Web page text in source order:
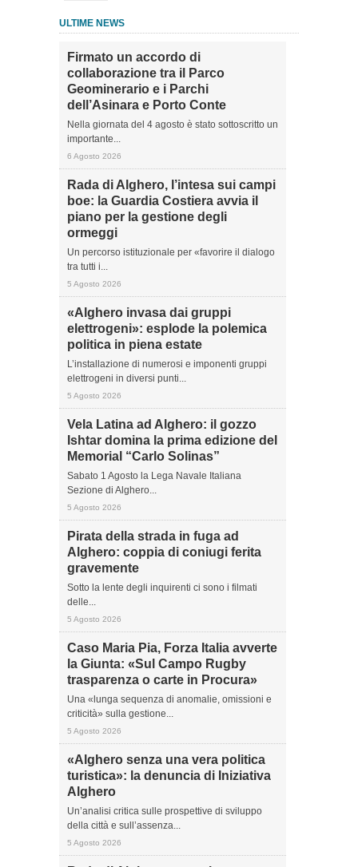
ULTIME NEWS
Firmato un accordo di
collaborazione tra il Parco
Geominerario e i Parchi
dell’Asinara e Porto Conte
Nella giornata del 4 agosto è stato sottoscritto un
importante...
6 Agosto 2026
Rada di Alghero, l’intesa sui campi
boe: la Guardia Costiera avvia il
piano per la gestione degli
ormeggi
Un percorso istituzionale per «favorire il dialogo
tra tutti i...
5 Agosto 2026
«Alghero invasa dai gruppi
elettrogeni»: esplode la polemica
politica in piena estate
L’installazione di numerosi e imponenti gruppi
elettrogeni in diversi punti...
5 Agosto 2026
Vela Latina ad Alghero: il gozzo
Ishtar domina la prima edizione del
Memorial “Carlo Solinas”
Sabato 1 Agosto la Lega Navale Italiana
Sezione di Alghero...
5 Agosto 2026
Pirata della strada in fuga ad
Alghero: coppia di coniugi ferita
gravemente
Sotto la lente degli inquirenti ci sono i filmati
delle...
5 Agosto 2026
Caso Maria Pia, Forza Italia avverte
la Giunta: «Sul Campo Rugby
trasparenza o carte in Procura»
Una «lunga sequenza di anomalie, omissioni e
criticità» sulla gestione...
5 Agosto 2026
«Alghero senza una vera politica
turistica»: la denuncia di Iniziativa
Alghero
Un’analisi critica sulle prospettive di sviluppo
della città e sull’assenza...
5 Agosto 2026